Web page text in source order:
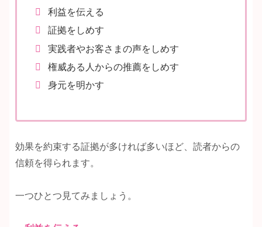
利益を伝える
証拠をしめす
実践者やお客さまの声をしめす
権威ある人からの推薦をしめす
身元を明かす
効果を約束する証拠が多ければ多いほど、読者からの
信頼を得られます。
一つひとつ見てみましょう。